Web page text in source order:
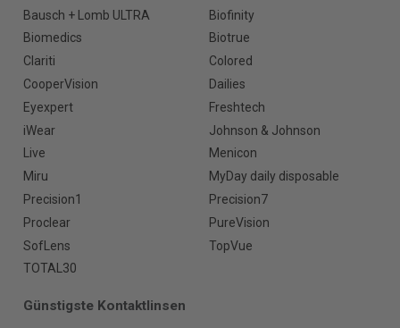
Bausch + Lomb ULTRA
Biofinity
Biomedics
Biotrue
Clariti
Colored
CooperVision
Dailies
Eyexpert
Freshtech
iWear
Johnson & Johnson
Live
Menicon
Miru
MyDay daily disposable
Precision1
Precision7
Proclear
PureVision
SofLens
TopVue
TOTAL30
Günstigste Kontaktlinsen